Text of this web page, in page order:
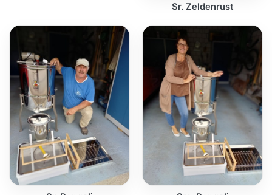
Sr. Zeldenrust